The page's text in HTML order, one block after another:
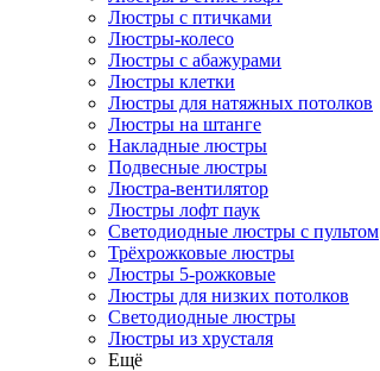
Люстры с птичками
Люстры-колесо
Люстры с абажурами
Люстры клетки
Люстры для натяжных потолков
Люстры на штанге
Накладные люстры
Подвесные люстры
Люстра-вентилятор
Люстры лофт паук
Светодиодные люстры с пультом
Трёхрожковые люстры
Люстры 5-рожковые
Люстры для низких потолков
Cветодиодные люстры
Люстры из хрусталя
Ещё